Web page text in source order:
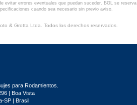
evitar errores eventuales que puedan suceder. BGL se
cuando sea necesario sin previo aviso.
& Grotta Ltda. Todos los derechos reservados.
para Rodamientos.
| Boa Vista
SP | Brasil